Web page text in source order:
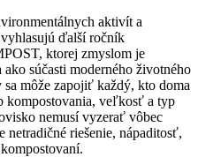
aktivít a
ďalší ročník
ktorej zmyslom je
súčasti moderného životného
môže zapojiť každý, kto doma
kompostovania, veľkosť a typ
nemusí vyzerať vôbec
riešenie, nápaditosť,